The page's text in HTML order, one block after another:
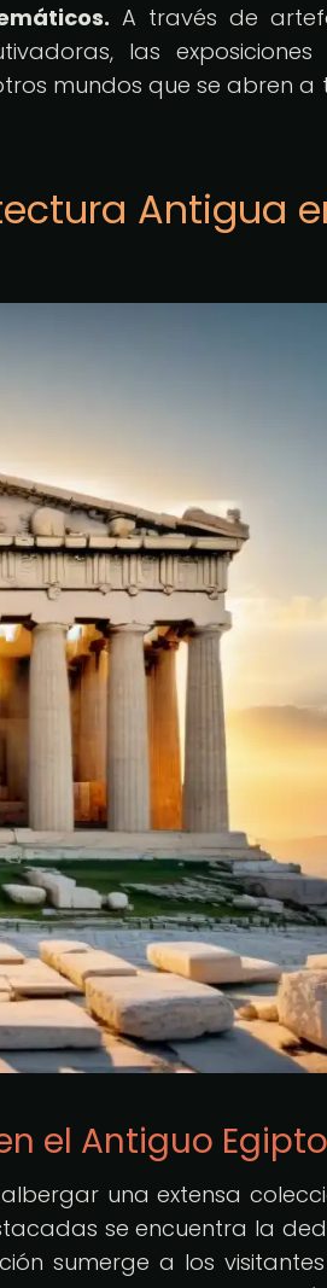
A través de
las exposiciones
mundos que se abren a
Antigua
el Antiguo Egipto
una extensa
se encuentra la
sumerge a los